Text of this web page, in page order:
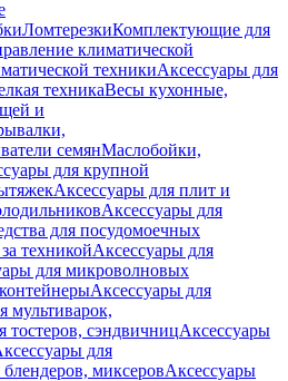
ЛомтерезкиКомплектующие для
климатической
техникиАксессуары для
техникаВесы кухонные,
и
семянМаслобойки,
для крупной
Аксессуары для плит и
Аксессуары для
для посудомоечных
техникойАксессуары для
для микроволновых
Аксессуары для
мультиварок,
тостеров, сэндвичницАксессуары
для
миксеровАксессуары